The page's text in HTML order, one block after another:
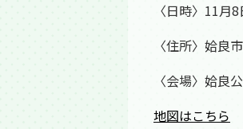
〈日時〉11月
〈住所〉姶良
〈会場〉姶
地図はこちら